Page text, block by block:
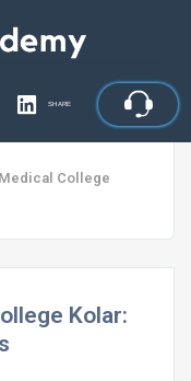
SHARE
College
Kolar: